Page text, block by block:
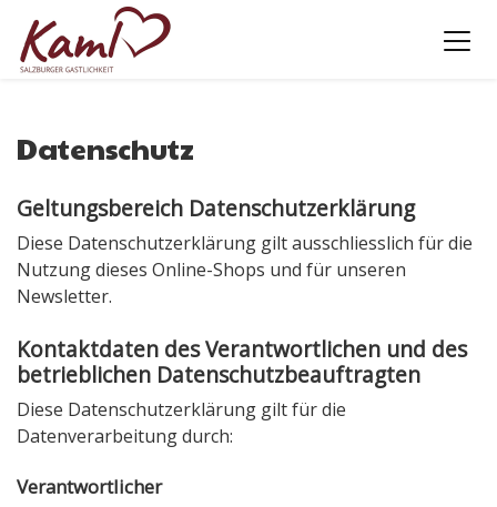
Datenschutz
Geltungsbereich Datenschutzerklärung
Diese Datenschutzerklärung gilt ausschliesslich für die
Nutzung dieses Online-Shops und für unseren
Newsletter.
Kontaktdaten des Verantwortlichen und des
betrieblichen Datenschutzbeauftragten
Diese Datenschutzerklärung gilt für die
Datenverarbeitung durch:
Verantwortlicher